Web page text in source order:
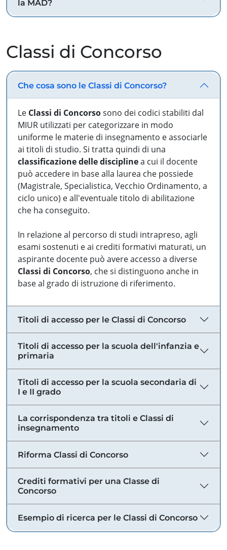
la MAD?
Classi di Concorso
Che cosa sono le Classi di Concorso?
Le Classi di Concorsosono dei codici stabiliti dal
MIUR utilizzati per categorizzare in modo
uniforme le materie di insegnamento e associarle
ai titoli di studio. Si tratta quindi di una
classificazione delle disciplinea cui il docente
può accedere in base alla laurea che possiede
(Magistrale, Specialistica, Vecchio Ordinamento, a
ciclo unico) e all'eventuale titolo di abilitazione
che ha conseguito.
In relazione al percorso di studi intrapreso, agli
esami sostenuti e ai crediti formativi maturati, un
aspirante docente può avere accesso a diverse
Classi di Concorso, che si distinguono anche in
base al grado di istruzione di riferimento.
Titoli di accesso per le Classi di Concorso
Titoli di accesso per la scuola dell'infanzia e
primaria
Titoli di accesso per la scuola secondaria di
I e II grado
La corrispondenza tra titoli e Classi di
insegnamento
Riforma Classi di Concorso
Crediti formativi per una Classe di
Concorso
Esempio di ricerca per le Classi di Concorso